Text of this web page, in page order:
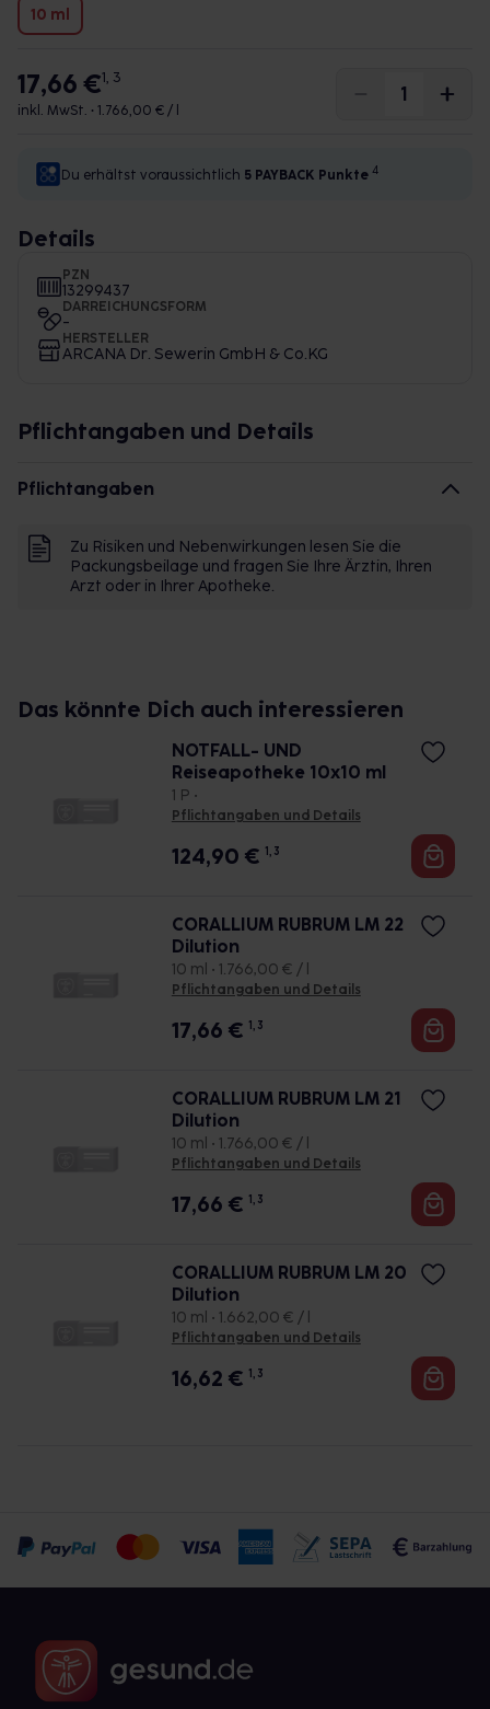
10 ml
17,66 €1, 3
inkl. MwSt. • 1.766,00 € / l
Du erhältst voraussichtlich 5 PAYBACK Punkte 4
Details
PZN
13299437
DARREICHUNGSFORM
-
HERSTELLER
ARCANA Dr. Sewerin GmbH & Co.KG
Pflichtangaben und Details
Pflichtangaben
Zu Risiken und Nebenwirkungen lesen Sie die
Packungsbeilage und fragen Sie Ihre Ärztin, Ihren
Arzt oder in Ihrer Apotheke.
Das könnte Dich auch interessieren
NOTFALL- UND
Reiseapotheke 10x10 ml
1 P •
Pflichtangaben und Details
124,90 € 1, 3
CORALLIUM RUBRUM LM 22
Dilution
10 ml • 1.766,00 € / l
Pflichtangaben und Details
17,66 € 1, 3
CORALLIUM RUBRUM LM 21
Dilution
10 ml • 1.766,00 € / l
Pflichtangaben und Details
17,66 € 1, 3
CORALLIUM RUBRUM LM 20
Dilution
10 ml • 1.662,00 € / l
Pflichtangaben und Details
16,62 € 1, 3